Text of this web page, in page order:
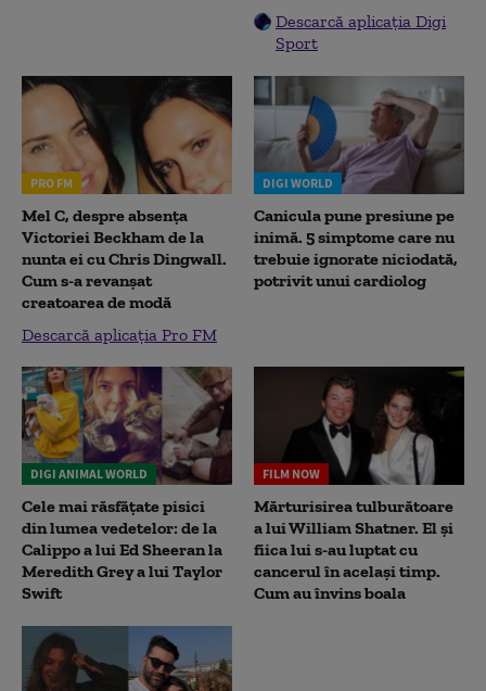
Descarcă aplicația Digi
Sport
PRO FM
Mel C, despre absența
Victoriei Beckham de la
nunta ei cu Chris Dingwall.
Cum s-a revanșat
creatoarea de modă
Descarcă aplicația Pro FM
DIGI WORLD
Canicula pune presiune pe
inimă. 5 simptome care nu
trebuie ignorate niciodată,
potrivit unui cardiolog
DIGI ANIMAL WORLD
Cele mai răsfățate pisici
din lumea vedetelor: de la
Calippo a lui Ed Sheeran la
Meredith Grey a lui Taylor
Swift
FILM NOW
Mărturisirea tulburătoare
a lui William Shatner. El și
fiica lui s-au luptat cu
cancerul în același timp.
Cum au învins boala